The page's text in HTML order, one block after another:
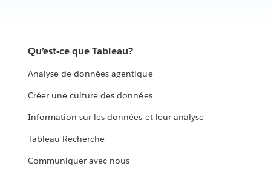
Qu’est-ce que Tableau?
Analyse de données agentique
Créer une culture des données
Information sur les données et leur analyse
Tableau Recherche
Communiquer avec nous